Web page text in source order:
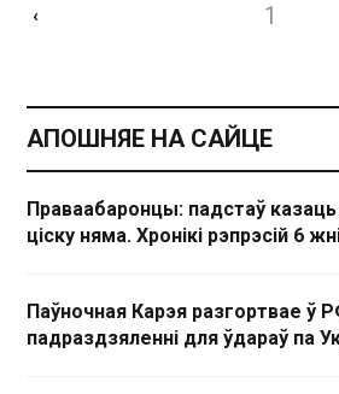
‹ 1
АПОШНЯЕ НА САЙЦЕ
Праваабаронцы: падстаў
ціску няма. Хронікі рэпрэсій 6
Паўночная Карэя разгортвае ў
падраздзяленні для ўдараў па